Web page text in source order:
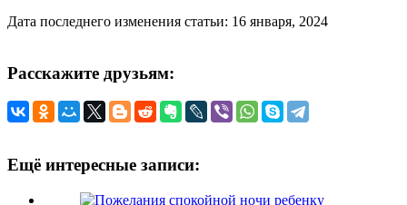
Дата последнего изменения статьи: 16 января, 2024
Расскажите друзьям:
Ещё интересные записи: